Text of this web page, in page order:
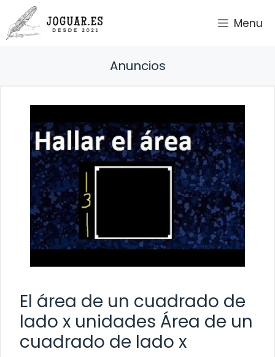
Saltar
al
contenido
Menu
Anuncios
El área de un cuadrado de
lado x unidades Área de un
cuadrado de lado x